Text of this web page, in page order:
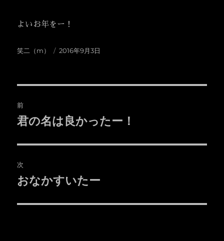
よいお年をー！
投
笑二（m）
投
2016年9月3日
稿
ビ
ゲ
ー
前
前
投
稿:
君の名は良かったー！
次
次
投
おなかすいたー